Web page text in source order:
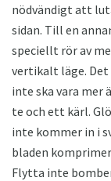
nödvändigt att
sidan. Till en
speciellt rör av
vertikalt läge.
inte ska vara mer
te och ett kärl.
inte kommer in i
bladen
Flytta inte